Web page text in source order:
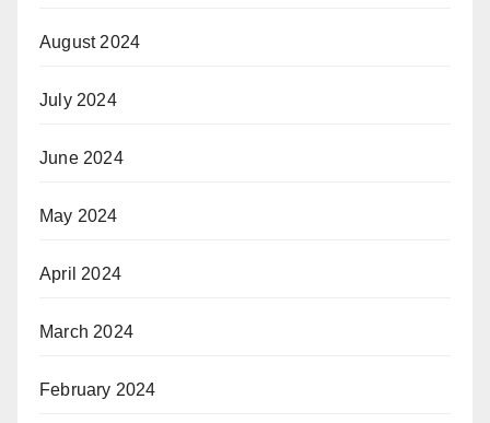
August 2024
July 2024
June 2024
May 2024
April 2024
March 2024
February 2024